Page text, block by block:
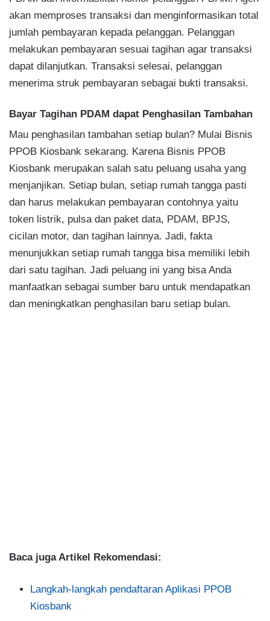
akan memproses transaksi dan menginformasikan total
jumlah pembayaran kepada pelanggan. Pelanggan
melakukan pembayaran sesuai tagihan agar transaksi
dapat dilanjutkan. Transaksi selesai, pelanggan
menerima struk pembayaran sebagai bukti transaksi.
Bayar Tagihan PDAM dapat Penghasilan Tambahan
Mau penghasilan tambahan setiap bulan? Mulai Bisnis
PPOB Kiosbank sekarang. Karena Bisnis PPOB
Kiosbank merupakan salah satu peluang usaha yang
menjanjikan. Setiap bulan, setiap rumah tangga pasti
dan harus melakukan pembayaran contohnya yaitu
token listrik, pulsa dan paket data, PDAM, BPJS,
cicilan motor, dan tagihan lainnya. Jadi, fakta
menunjukkan setiap rumah tangga bisa memiliki lebih
dari satu tagihan. Jadi peluang ini yang bisa Anda
manfaatkan sebagai sumber baru untuk mendapatkan
dan meningkatkan penghasilan baru setiap bulan.
Baca juga Artikel Rekomendasi:
Langkah-langkah pendaftaran Aplikasi PPOB
Kiosbank